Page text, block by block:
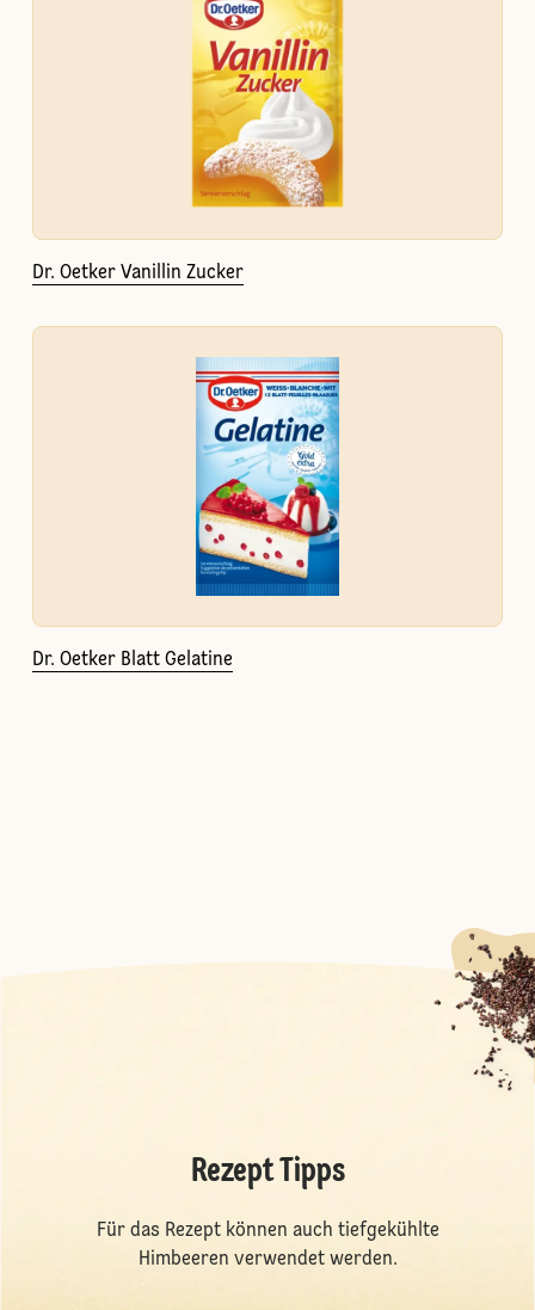
Dr. Oetker Vanillin Zucker
Dr. Oetker Blatt Gelatine
Rezept Tipps
Für das Rezept können auch tiefgekühlte
Himbeeren verwendet werden.